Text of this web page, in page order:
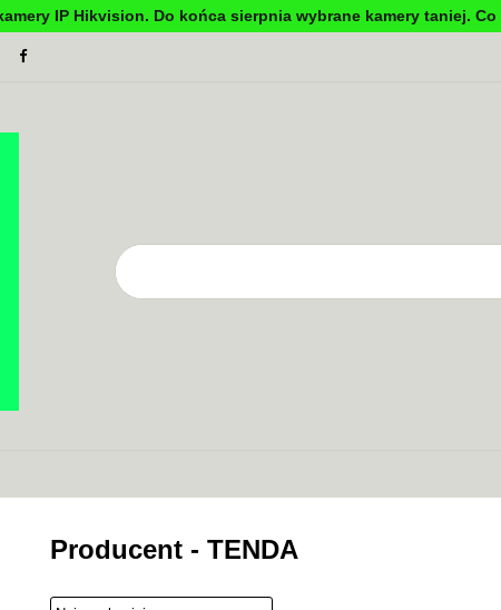
IP Hikvision. Do końca sierpnia wybrane kamery taniej.
BUDYNKOWA
Producent - TENDA